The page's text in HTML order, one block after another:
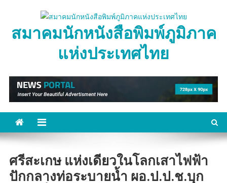
contentสมาคมนักหนังสือพิมพ์ภูมิภาค
แห่งประเทศไทย
ศรีสะเกษ แห่งเดียวในโลกเสาไฟฟ้า
ปักกลางท่อระบายน้ำ ผอ.ป.ป.ช.บุก